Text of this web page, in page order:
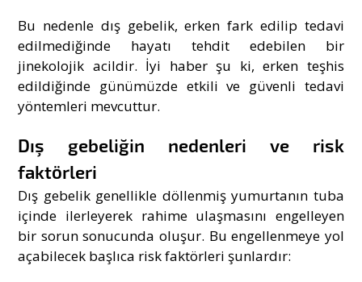
Bu nedenle dış gebelik, erken fark edilip tedavi
edilmediğinde hayatı tehdit edebilen bir
jinekolojik acildir. İyi haber şu ki, erken teşhis
edildiğinde günümüzde etkili ve güvenli tedavi
yöntemleri mevcuttur.
Dış gebeliğin nedenleri ve risk
faktörleri
Dış gebelik genellikle döllenmiş yumurtanın tuba
içinde ilerleyerek rahime ulaşmasını engelleyen
bir sorun sonucunda oluşur. Bu engellenmeye yol
açabilecek başlıca risk faktörleri şunlardır: